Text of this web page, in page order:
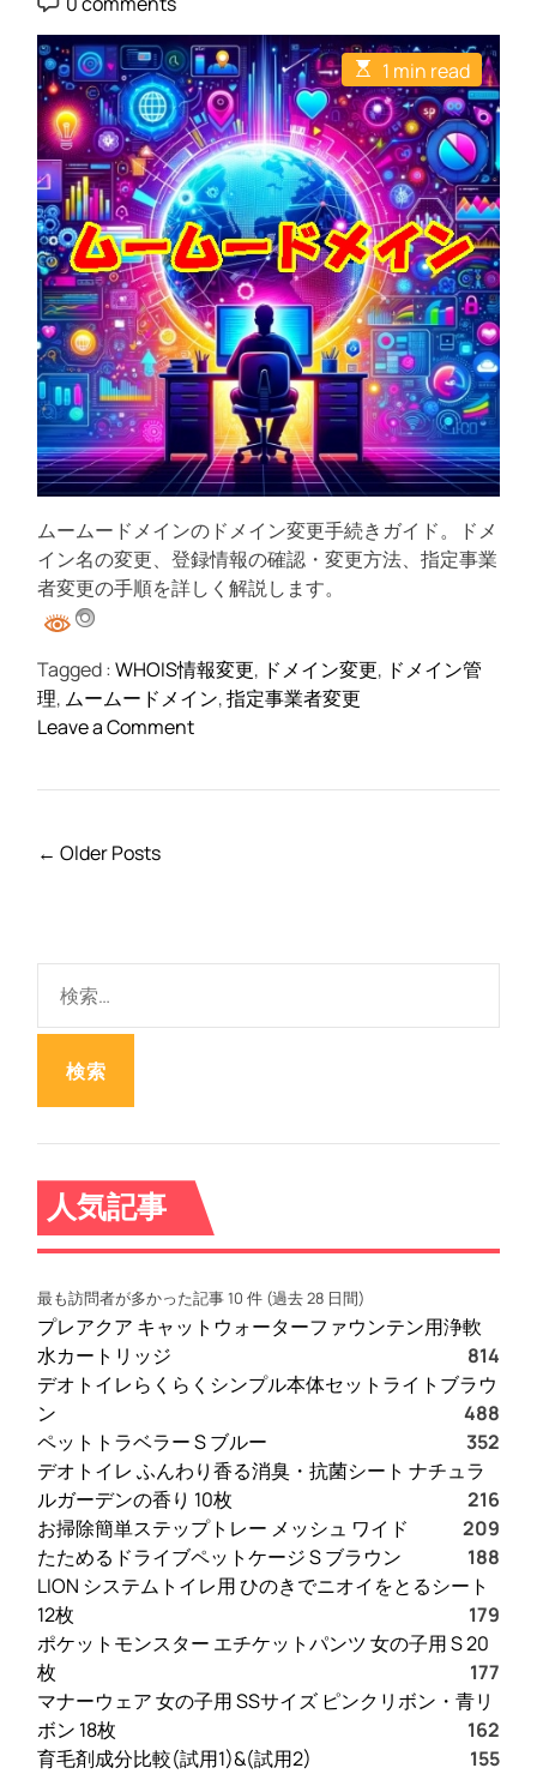
ー
バ
ー
を
変
更
！
ム
ー
ム
ー
ド
メ
イ
で
安
心
の
ド
ン
管
理
s
t
A
u
t
h
o
r
t
D
a
t
e
o
s
t
C
o
m
m
e
n
t
E
s
t
i
m
a
t
e
d
r
e
a
d
t
i
m
e
1 min read
ムームードメインのドメイン変更手続きガイド。ドメ
イン名の変更、登録情報の確認・変更方法、指定事業
者変更の手順を詳しく解説します。
Tagged :WHOIS情報変更, ドメイン変更, ドメイン管
理, ムームードメイン,指定事業者変更
Leave a Commento
ム
イ
ン
情
を
変
し
う
！
投
ゲ
ー
シ
← Older Posts
:
人気記事
最も訪問者が多かった記事 10 件 (過去 28 日間)
プレアクア キャットウォーターファウンテン用浄軟
水カートリッジ
814
デオトイレらくらくシンプル本体セットライトブラウ
ン
488
ペットトラベラー S ブルー
352
デオトイレ ふんわり香る消臭・抗菌シート ナチュラ
ルガーデンの香り 10枚
216
お掃除簡単ステップトレー メッシュ ワイド
209
たためるドライブペットケージ S ブラウン
188
LION システムトイレ用 ひのきでニオイをとるシート
12枚
179
ポケットモンスター エチケットパンツ 女の子用 S 20
枚
177
マナーウェア 女の子用 SSサイズ ピンクリボン・青リ
ボン 18枚
162
育毛剤成分比較(試用1)&(試用2)
155